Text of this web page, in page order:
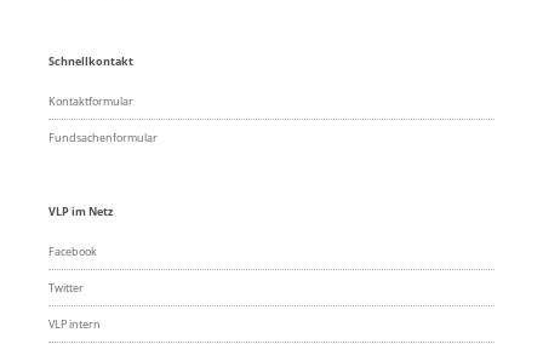
Schnellkontakt
Kontaktformular
Fundsachenformular
VLP im Netz
Facebook
Twitter
VLP intern